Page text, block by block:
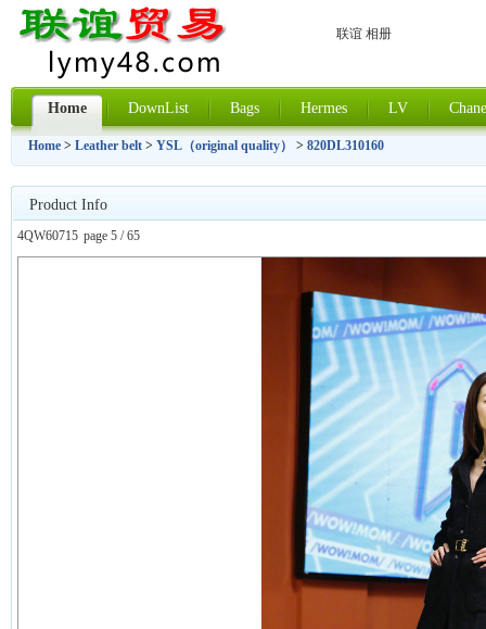
联谊 相册
Home DownList Bags Hermes LV
Home > Leather belt > YSL（original quality） > 820DL310160
Product Info
4QW60715 page 5 / 65